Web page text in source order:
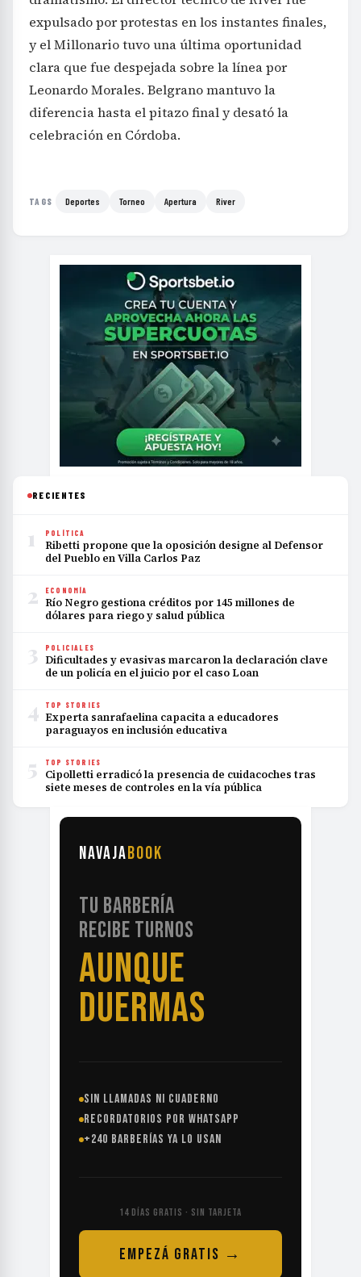
expulsado por protestas en los instantes finales,
y el Millonario tuvo una última oportunidad
clara que fue despejada sobre la línea por
Leonardo Morales. Belgrano mantuvo la
diferencia hasta el pitazo final y desató la
celebración en Córdoba.
TAGS Deportes Torneo Apertura River
RECIENTES
1 POLÍTICA
Ribetti propone que la oposición designe al Defensor
del Pueblo en Villa Carlos Paz
2 ECONOMÍA
Río Negro gestiona créditos por 145 millones de
dólares para riego y salud pública
3 POLICIALES
Dificultades y evasivas marcaron la declaración clave
de un policía en el juicio por el caso Loan
4 TOP STORIES
Experta sanrafaelina capacita a educadores
paraguayos en inclusión educativa
5 TOP STORIES
Cipolletti erradicó la presencia de cuidacoches tras
siete meses de controles en la vía pública
NAVAJABOOK
TU BARBERÍA
RECIBE TURNOS
AUNQUE
DUERMAS
SIN LLAMADAS NI CUADERNO
RECORDATORIOS POR WHATSAPP
+240 BARBERÍAS YA LO USAN
14 DÍAS GRATIS · SIN TARJETA
EMPEZÁ GRATIS →